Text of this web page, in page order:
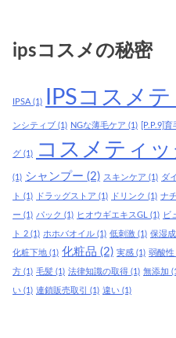
ipsコスメの秘密
IPSA (1) IPSコスメ
ンシティブ (1) NGな薄毛ケア (1) [P.P.9]
グ (1) コスメティッ
(1) シャンプー (2) スキンケア (1) ダ
ト (1) ドラッグストア (1) ドリンク (1) ナ
ー (1) パック (1) ヒオウギエキスGL (1) ビ
ト 2 (1) ホホバオイル (1) 低刺激 (1) 保湿
化粧下地 (1) 化粧品 (2) 実感 (1) 弱酸性
方 (1) 毛髪 (1) 法律知識の取得 (1) 無添加
い (1) 連鎖販売取引 (1) 違い (1)